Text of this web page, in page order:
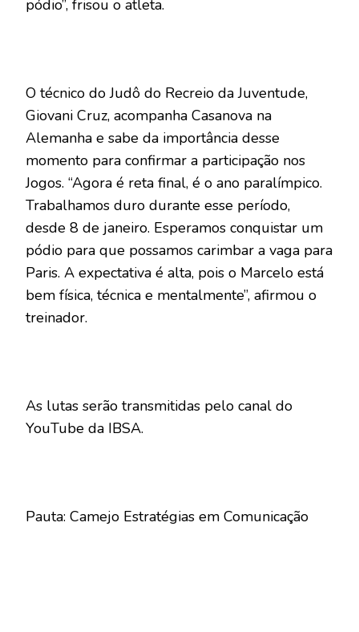
pódio”, frisou o atleta.
O técnico do Judô do Recreio da Juventude,
Giovani Cruz, acompanha Casanova na
Alemanha e sabe da importância desse
momento para confirmar a participação nos
Jogos. “Agora é reta final, é o ano paralímpico.
Trabalhamos duro durante esse período,
desde 8 de janeiro. Esperamos conquistar um
pódio para que possamos carimbar a vaga para
Paris. A expectativa é alta, pois o Marcelo está
bem física, técnica e mentalmente”, afirmou o
treinador.
As lutas serão transmitidas pelo canal do
YouTube da IBSA.
Pauta: Camejo Estratégias em Comunicação